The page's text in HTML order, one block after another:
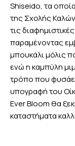
Shiseido, τα
της Σχολής
τις
παραμένοντας
μπουκάλι μόλις
ενώ η καμπύλη
τρόπο που
υπογραφή του
Ever Bloom θα
καταστήματα